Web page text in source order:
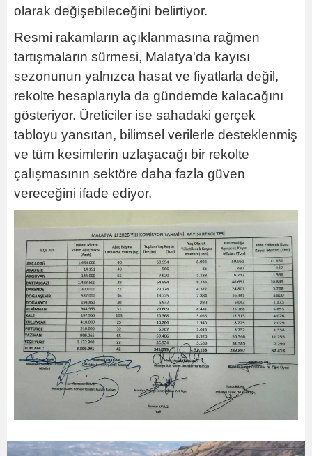
olarak değişebileceğini belirtiyor.
Resmi rakamların açıklanmasına rağmen
tartışmaların sürmesi, Malatya'da kayısı
sezonunun yalnızca hasat ve fiyatlarla değil,
rekolte hesaplarıyla da gündemde kalacağını
gösteriyor. Üreticiler ise sahadaki gerçek
tabloyu yansıtan, bilimsel verilerle desteklenmiş
ve tüm kesimlerin uzlaşacağı bir rekolte
çalışmasının sektöre daha fazla güven
vereceğini ifade ediyor.